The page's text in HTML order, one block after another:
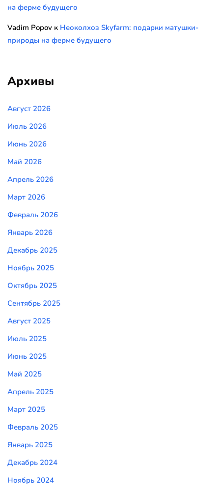
на ферме будущего
Vadim Popov к Неоколхоз Skyfarm: подарки матушки-
природы на ферме будущего
Архивы
Август 2026
Июль 2026
Июнь 2026
Май 2026
Апрель 2026
Март 2026
Февраль 2026
Январь 2026
Декабрь 2025
Ноябрь 2025
Октябрь 2025
Сентябрь 2025
Август 2025
Июль 2025
Июнь 2025
Май 2025
Апрель 2025
Март 2025
Февраль 2025
Январь 2025
Декабрь 2024
Ноябрь 2024